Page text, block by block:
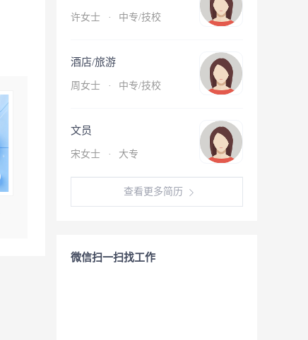
许女士 · 中专/技校
酒店/旅游
周女士 · 中专/技校
文员
宋女士 · 大专
查看更多简历
微信扫一扫找工作